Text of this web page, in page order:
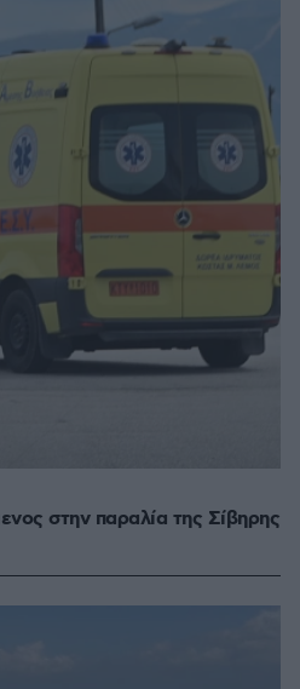
στην παραλία της Σίβηρης